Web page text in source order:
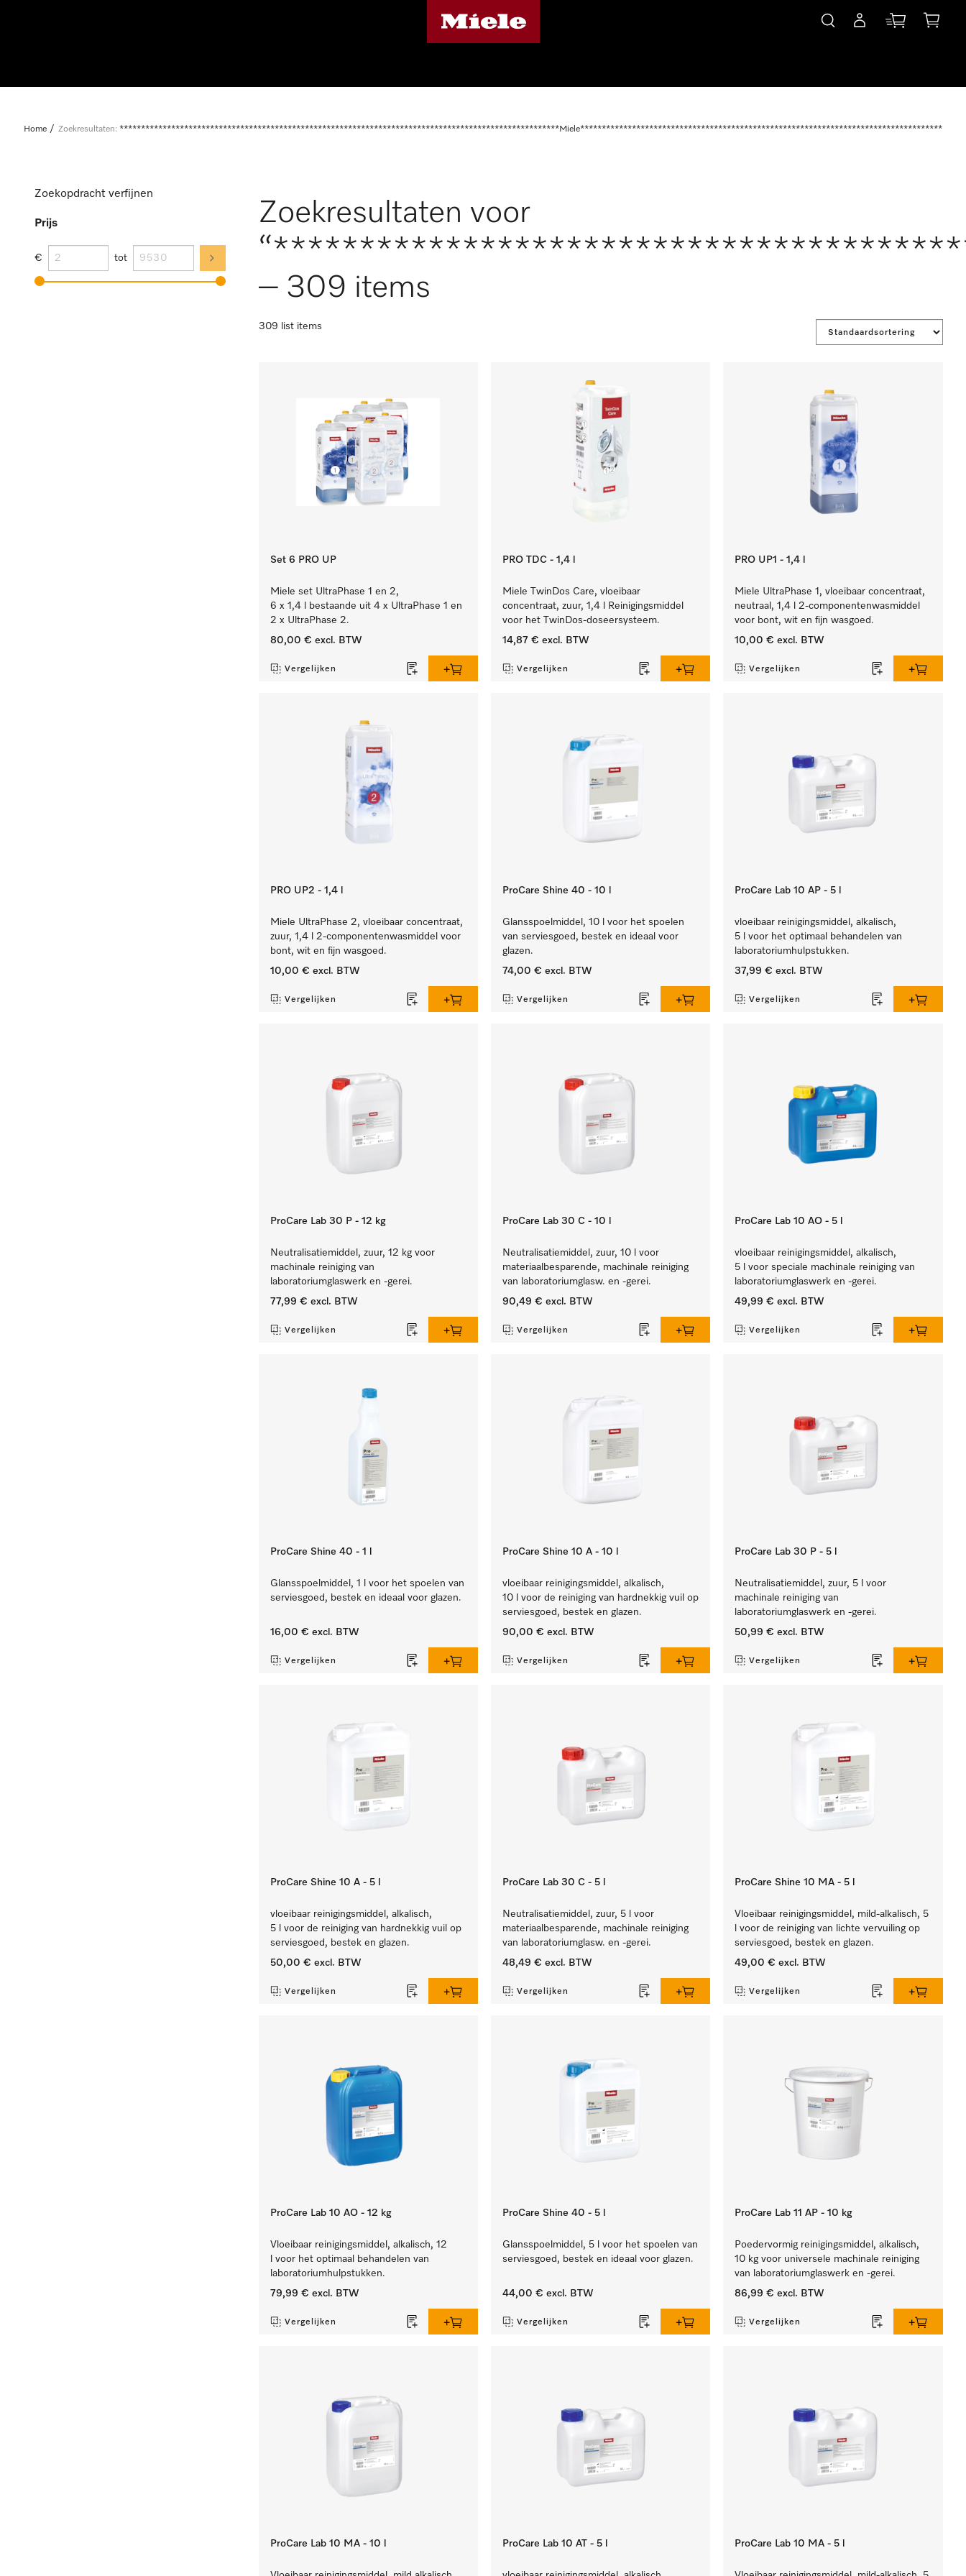
Home Zoekresultaten:
Zoekopdracht verfijnen
Prijs
€ tot
Zoekresultaten voor
– 309 items
309 list items
Set 6 PRO UP
Miele set UltraPhase 1 en 2,
6 x 1,4 l bestaande uit 4 x UltraPhase 1 en
2 x UltraPhase 2.
80,00 € excl. BTW
Vergelijken
PRO TDC - 1,4 l
Miele TwinDos Care, vloeibaar
concentraat, zuur, 1,4 l Reinigingsmiddel
voor het TwinDos-doseersysteem.
14,87 € excl. BTW
Vergelijken
PRO UP1 - 1,4 l
Miele UltraPhase 1, vloeibaar concentraat,
neutraal, 1,4 l 2-componentenwasmiddel
voor bont, wit en fijn wasgoed.
10,00 € excl. BTW
Vergelijken
PRO UP2 - 1,4 l
Miele UltraPhase 2, vloeibaar concentraat,
zuur, 1,4 l 2-componentenwasmiddel voor
bont, wit en fijn wasgoed.
10,00 € excl. BTW
Vergelijken
ProCare Shine 40 - 10 l
Glansspoelmiddel, 10 l voor het spoelen
van serviesgoed, bestek en ideaal voor
glazen.
74,00 € excl. BTW
Vergelijken
ProCare Lab 10 AP - 5 l
vloeibaar reinigingsmiddel, alkalisch,
5 l voor het optimaal behandelen van
laboratoriumhulpstukken.
37,99 € excl. BTW
Vergelijken
ProCare Lab 30 P - 12 kg
Neutralisatiemiddel, zuur, 12 kg voor
machinale reiniging van
laboratoriumglaswerk en -gerei.
77,99 € excl. BTW
Vergelijken
ProCare Lab 30 C - 10 l
Neutralisatiemiddel, zuur, 10 l voor
materiaalbesparende, machinale reiniging
van laboratoriumglasw. en -gerei.
90,49 € excl. BTW
Vergelijken
ProCare Lab 10 AO - 5 l
vloeibaar reinigingsmiddel, alkalisch,
5 l voor speciale machinale reiniging van
laboratoriumglaswerk en -gerei.
49,99 € excl. BTW
Vergelijken
ProCare Shine 40 - 1 l
Glansspoelmiddel, 1 l voor het spoelen van
serviesgoed, bestek en ideaal voor glazen.
16,00 € excl. BTW
Vergelijken
ProCare Shine 10 A - 10 l
vloeibaar reinigingsmiddel, alkalisch,
10 l voor de reiniging van hardnekkig vuil op
serviesgoed, bestek en glazen.
90,00 € excl. BTW
Vergelijken
ProCare Lab 30 P - 5 l
Neutralisatiemiddel, zuur, 5 l voor
machinale reiniging van
laboratoriumglaswerk en -gerei.
50,99 € excl. BTW
Vergelijken
ProCare Shine 10 A - 5 l
vloeibaar reinigingsmiddel, alkalisch,
5 l voor de reiniging van hardnekkig vuil op
serviesgoed, bestek en glazen.
50,00 € excl. BTW
Vergelijken
ProCare Lab 30 C - 5 l
Neutralisatiemiddel, zuur, 5 l voor
materiaalbesparende, machinale reiniging
van laboratoriumglasw. en -gerei.
48,49 € excl. BTW
Vergelijken
ProCare Shine 10 MA - 5 l
Vloeibaar reinigingsmiddel, mild-alkalisch, 5
l voor de reiniging van lichte vervuiling op
serviesgoed, bestek en glazen.
49,00 € excl. BTW
Vergelijken
ProCare Lab 10 AO - 12 kg
Vloeibaar reinigingsmiddel, alkalisch, 12
l voor het optimaal behandelen van
laboratoriumhulpstukken.
79,99 € excl. BTW
Vergelijken
ProCare Shine 40 - 5 l
Glansspoelmiddel, 5 l voor het spoelen van
serviesgoed, bestek en ideaal voor glazen.
44,00 € excl. BTW
Vergelijken
ProCare Lab 11 AP - 10 kg
Poedervormig reinigingsmiddel, alkalisch,
10 kg voor universele machinale reiniging
van laboratoriumglaswerk en -gerei.
86,99 € excl. BTW
Vergelijken
ProCare Lab 10 MA - 10 l ProCare Lab 10 AT - 5 l ProCare Lab 10 MA - 5 l